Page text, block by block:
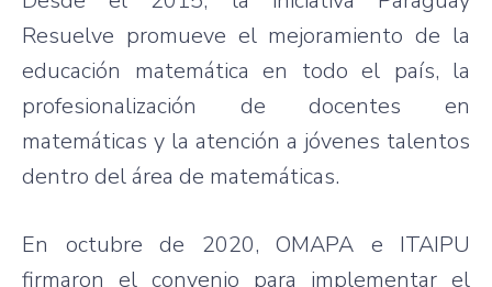
Resuelve promueve el mejoramiento de la
educación matemática en todo el país, la
profesionalización de docentes en
matemáticas y la atención a jóvenes talentos
dentro del área de matemáticas.
En octubre de 2020, OMAPA e ITAIPU
firmaron el convenio para implementar el